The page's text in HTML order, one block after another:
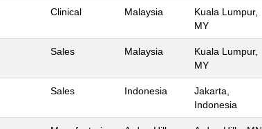
Clinical Malaysia
Kuala Lumpur,
MY
Sales Malaysia
Kuala Lumpur,
MY
Sales Indonesia
Jakarta,
Indonesia